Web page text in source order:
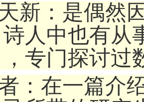
新：是偶然
人中也有从
，专门探讨
：在一篇介